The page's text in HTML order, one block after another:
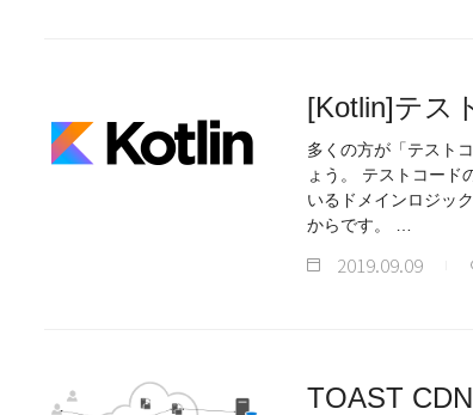
[Kotlin]テス
多くの方が「テスト
ょう。 テストコード
いるドメインロジッ
からです。 …
2019.09.09
TOAST